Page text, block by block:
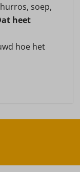
soep,
heet
hoe het